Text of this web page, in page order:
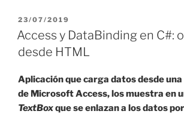
en
Reports
desde
DataSet»
PUBLICADO
EL
23/07/2019
Access y DataBinding en C#:
desde HTML
Aplicación que carga datos desde
de Microsoft Access, los muestra en
TextBoxque se enlazan a los datos